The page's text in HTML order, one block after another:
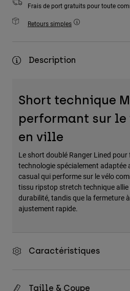
Accessoires
Chapeaux et Casquettes
Frais de port gratuits pour toute
Retours simples
Description
Short technique
performant sur le
en ville
Le short doublé Ranger Lined
technologie spécialement adaptée
casual qui performe sur le vélo
tissu ripstop stretch technique
durabilité, tandis que la fermeture
ajustement rapide.
Caractéristiques
Taille & Coupe